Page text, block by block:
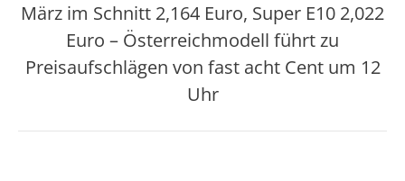
Nächster
Beitrag:
März im Schnitt 2,164 Euro, Super E10 2,022
Euro – Österreichmodell führt zu
Preisaufschlägen von fast acht Cent um 12
Uhr